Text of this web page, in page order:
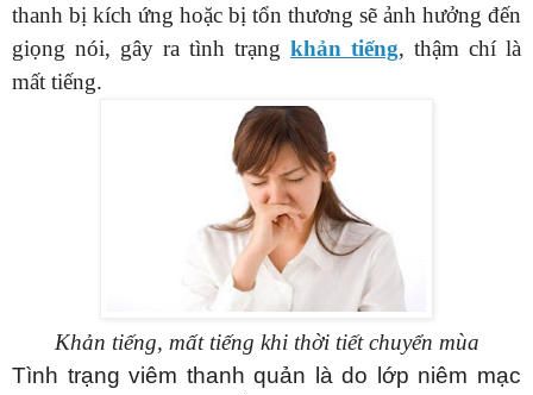
thanh bị kích ứng hoặc bị tổn thương sẽ ảnh hưởng đến
giọng nói, gây ra tình trạng khản tiếng, thậm chí là
mất tiếng.
Khản tiếng, mất tiếng khi thời tiết chuyển mùa
Tình trạng viêm thanh quản là do lớp niêm mạc